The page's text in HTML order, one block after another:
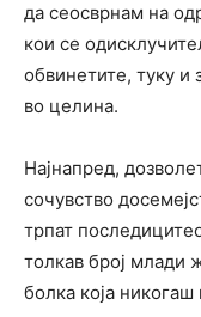
да сеосврнам на
кои се
обвинетите, туку и
во целина.
Најнапред,
сочувство
трпат
толкав број млади
болка која